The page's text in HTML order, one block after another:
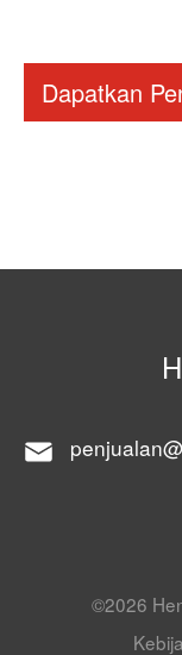
Dapatkan
©2026